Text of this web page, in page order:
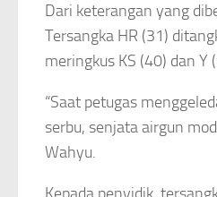
Dari keterangan yang
Tersangka HR (31)
meringkus KS (40) dan Y
“Saat petugas
serbu, senjata airgun
Wahyu.